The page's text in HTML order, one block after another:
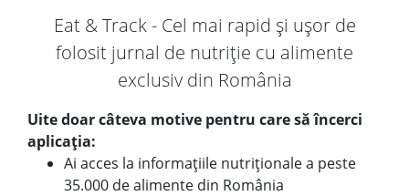
Eat & Track - Cel mai rapid și ușor de
folosit jurnal de nutriție cu alimente
exclusiv din România
Uite doar câteva motive pentru care să încerci
aplicația:
Ai acces la informațiile nutriționale a peste
35.000 de alimente din România